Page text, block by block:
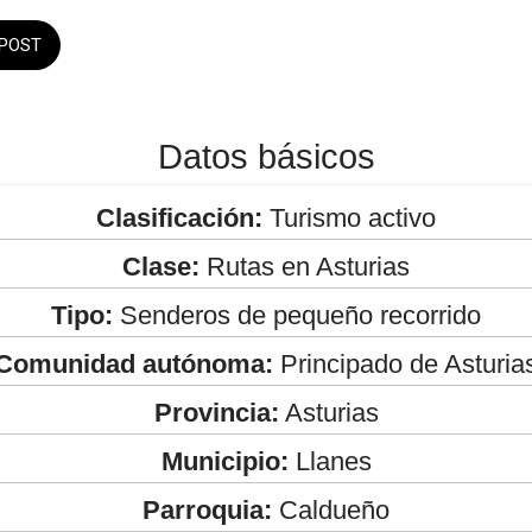
Datos básicos
Clasificación: Turismo activo
Clase: Rutas en Asturias
Tipo: Senderos de pequeño recorrido
autónoma: Principado de
Provincia: Asturias
Municipio: Llanes
Parroquia: Caldueño